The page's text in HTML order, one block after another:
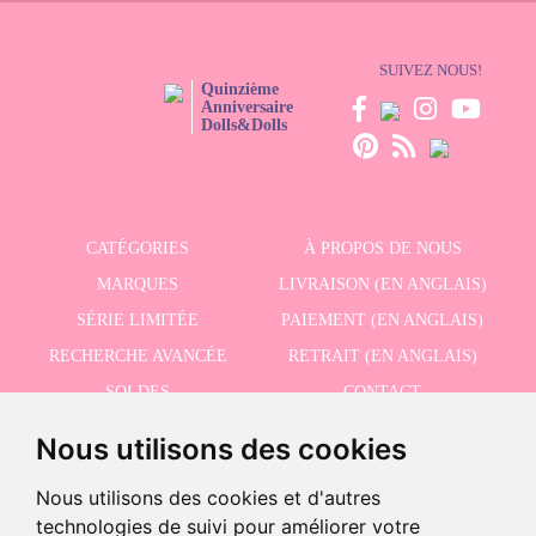
Nous utilisons des cookies
Nous utilisons des cookies et d'autres
technologies de suivi pour améliorer votre
Quinzième
Anniversaire
Dolls&Dolls
SUIVEZ NOUS!
CATÉGORIES
À PROPOS DE NOUS
MARQUES
LIVRAISON (EN ANGLAIS)
SÉRIE LIMITÉE
PAIEMENT (EN ANGLAIS)
RECHERCHE AVANCÉE
RETRAIT (EN ANGLAIS)
SOLDES
CONTACT